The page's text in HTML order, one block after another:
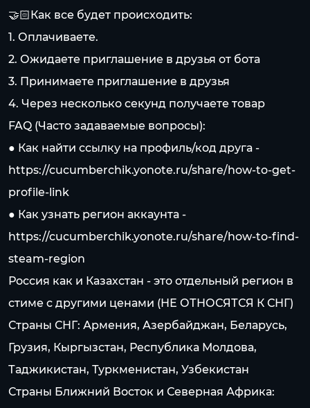
🤝🏻Как все будет происходить:
1. Оплачиваете.
2. Ожидаете приглашение в друзья от бота
3. Принимаете приглашение в друзья
4. Через несколько секунд получаете товар
FAQ (Часто задаваемые вопросы):
● Как найти ссылку на профиль/код друга -
https://cucumberchik.yonote.ru/share/how-to-get-
profile-link
● Как узнать регион аккаунта -
https://cucumberchik.yonote.ru/share/how-to-find-
steam-region
Россия как и Казахстан - это отдельный регион в
стиме c другими ценами (НЕ ОТНОСЯТСЯ К СНГ)
Страны СНГ: Армения, Азербайджан, Беларусь,
Грузия, Кыргызстан, Республика Молдова,
Таджикистан, Туркменистан, Узбекистан
Страны Ближний Восток и Северная Африка: